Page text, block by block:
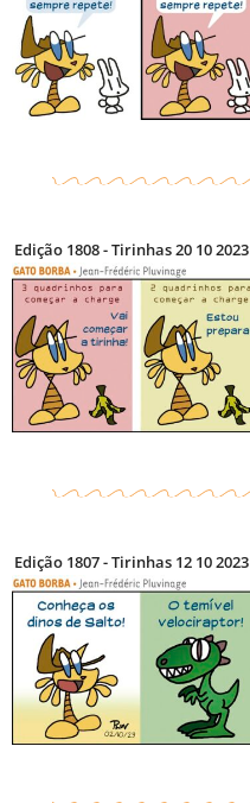
Edição 1808 - Tirinhas 20 10 2023
Edição 1807 - Tirinhas 12 10 2023